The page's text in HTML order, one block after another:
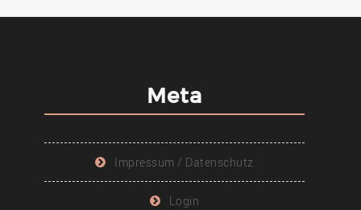
Meta
Impressum / Datenschutz
Login